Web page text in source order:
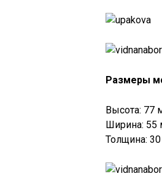
Размеры
Высота: 77
Ширина: 55
Толщина: